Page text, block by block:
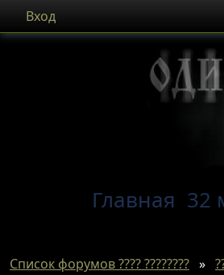
Вход
Главная 32
Список форумов ???? ???????? »